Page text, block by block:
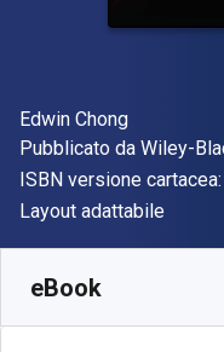
Autore(i)
Edwin Chong
Editore
Pubblicato da Wiley-
ISBN versione cartacea:
Formato
Layout adattabile
eBook